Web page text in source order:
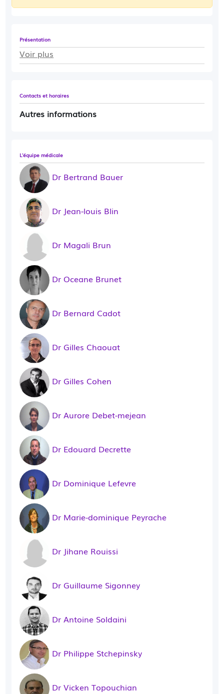
Présentation
Voir plus
Contacts et horaires
Autres informations
L'équipe médicale
Dr Bertrand Bauer
Dr Jean-louis Blin
Dr Magali Brun
Dr Oceane Brunet
Dr Bernard Cadot
Dr Gilles Chaouat
Dr Gilles Cohen
Dr Aurore Debet-mejean
Dr Edouard Decrette
Dr Dominique Lefevre
Dr Marie-dominique Peyrache
Dr Jihane Rouissi
Dr Guillaume Sigonney
Dr Antoine Soldaini
Dr Philippe Stchepinsky
Dr Vicken Topouchian